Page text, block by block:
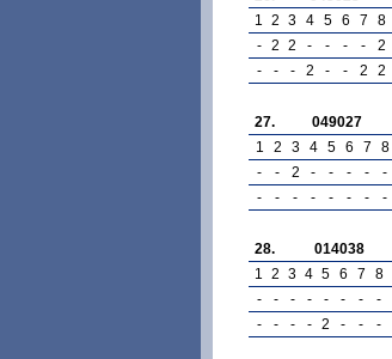
1 2 3 4 5 6 7 8
-
2 2 - - - - 2
-
- - 2 - - 2 2
27. 049027
1
2 3 4 5 6 7 8
-
- 2 - - - - -
-
- - - - - - -
28. 014038
1 2 3 4 5 6 7 8
-
- - - - - - -
-
- - - 2 - - -